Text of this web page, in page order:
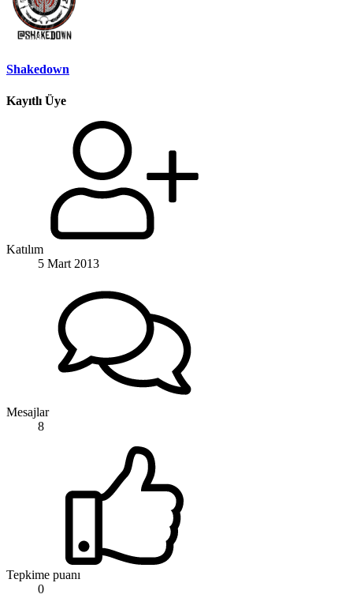
Shakedown
Kayıtlı Üye
Katılım
5 Mart 2013
Mesajlar
8
Tepkime puanı
0